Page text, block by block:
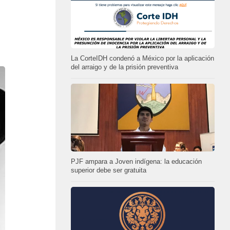
La CorteIDH condenó a México por la aplicación
del arraigo y de la prisión preventiva
PJF ampara a Joven indígena: la educación
superior debe ser gratuita